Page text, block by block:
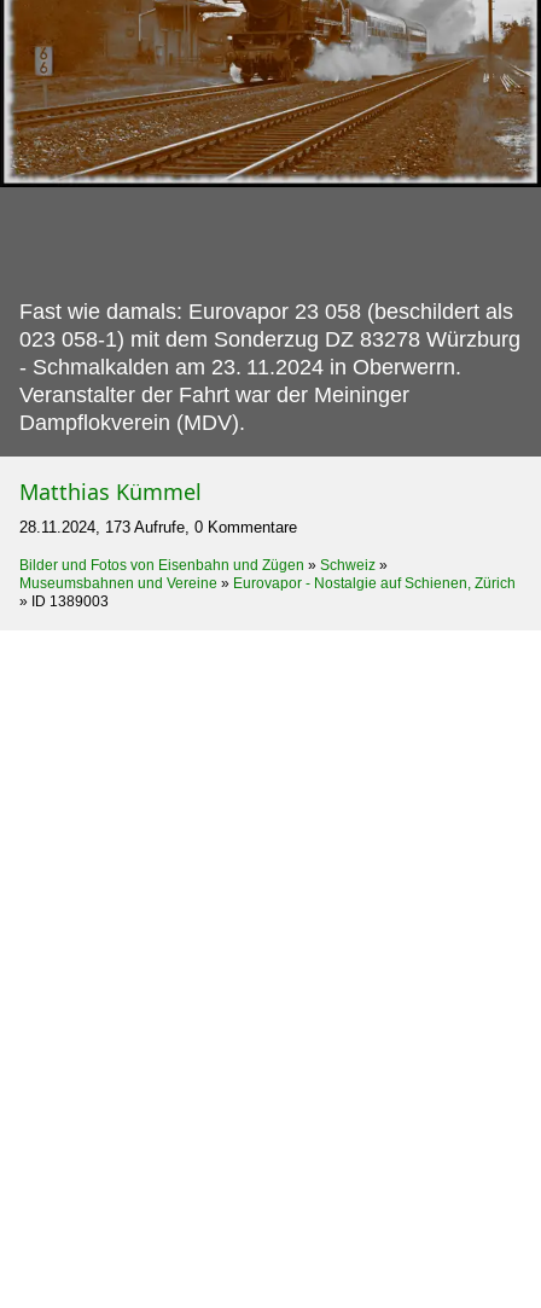
Fast wie damals: Eurovapor 23 058 (beschildert als
023 058-1) mit dem Sonderzug DZ 83278 Würzburg
- Schmalkalden am 23. 11.2024 in Oberwerrn.
Veranstalter der Fahrt war der Meininger
Dampflokverein (MDV).
Matthias Kümmel
28.11.2024, 173 Aufrufe, 0 Kommentare
Bilder und Fotos von Eisenbahn und Zügen » Schweiz »
Museumsbahnen und Vereine » Eurovapor - Nostalgie auf Schienen, Zürich
» ID 1389003